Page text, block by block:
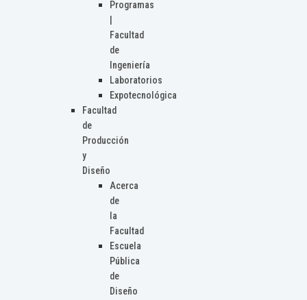
Programas
Facultad
de
Ingeniería
Laboratorios
Expotecnológica
Facultad
de
Producción
y
Diseño
Acerca
de
la
Facultad
Escuela
Pública
de
Diseño